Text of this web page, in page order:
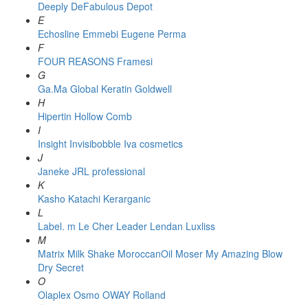
Deeply DeFabulous Depot
E
Echosline Emmebi Eugene Perma
F
FOUR REASONS Framesi
G
Ga.Ma Global Keratin Goldwell
H
Hipertin Hollow Comb
I
Insight Invisibobble Iva cosmetics
J
Janeke JRL professional
K
Kasho Katachi Kerarganic
L
Label. m Le Cher Leader Lendan Luxliss
M
Matrix Milk Shake MoroccanOil Moser My Amazing Blow
Dry Secret
O
Olaplex Osmo OWAY Rolland